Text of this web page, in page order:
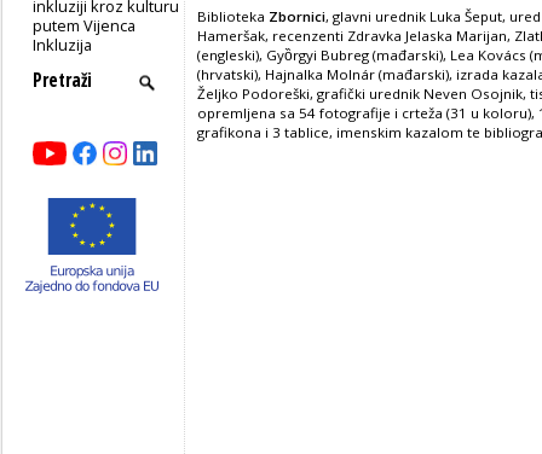
inkluziji kroz kulturu
putem Vijenca
Inkluzija
Biblioteka Zbornici, glavni urednik Luka Šeput,
Hameršak, recenzenti Zdravka Jelaska Marijan,
(engleski), Gyȍrgyi Bubreg (mađarski), Lea
(hrvatski), Hajnalka Molnár (mađarski), izrada
Željko Podoreški, grafički urednik Neven Osojnik,
opremljena sa 54 fotografije i crteža (31 u
grafikona i 3 tablice, imenskim kazalom te